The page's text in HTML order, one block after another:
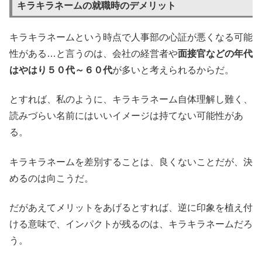
キラキラネームの就職時のデメリット
キラキラネームという時点で人事部の心証が悪くなる可能
性がある…と言うのは、会社の経営者や面接官などの年代
はやはり５０代～６０代が多いと考えられるからだ。
とすれば、私のように、キラキラネーム自体理解し難く、
読みづらい名前にはいいイメージは持てない可能性があ
る。
キラキラネームを差別することは、良くないことだが、決
めるのは向こうだ。
だがあえてメリットをあげるとすれば、逆に印象を植え付
ける意味で、インパクトが残るのは、キラキラネームだろ
う。